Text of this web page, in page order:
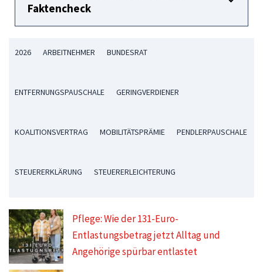
Faktencheck
2026 ARBEITNEHMER BUNDESRAT
ENTFERNUNGSPAUSCHALE GERINGVERDIENER
KOALITIONSVERTRAG MOBILITÄTSPRÄMIE PENDLERPAUSCHALE
STEUERERKLÄRUNG STEUERERLEICHTERUNG
Pflege: Wie der 131-Euro-
Entlastungsbetrag jetzt Alltag und
Angehörige spürbar entlastet